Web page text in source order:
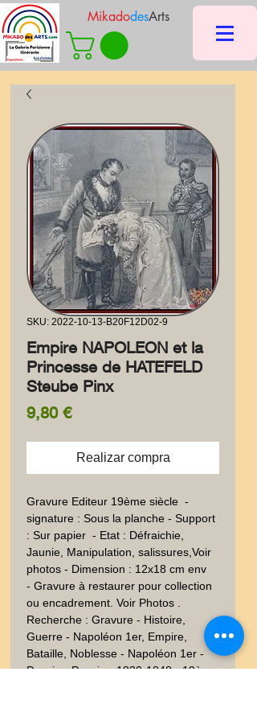
MikadodesArts
SKU: 2022-10-13-B20F12D02-9
Empire NAPOLEON et la
Princesse de HATEFELD
Steube Pinx
9,80 €Precio
Realizar compra
Gravure Editeur 19ème siècle  -
signature : Sous la planche - Support
: Sur papier  - Etat : Défraichie,
Jaunie, Manipulation, salissures,Voir
photos - Dimension : 12x18 cm env
- Gravure à restaurer pour collection
ou encadrement. Voir Photos .
Recherche : Gravure - Histoire,
Guerre - Napoléon 1er, Empire,
Bataille, Noblesse - Napoléon 1er -
Dessin - Dessin - 1830-1848 - 19ème